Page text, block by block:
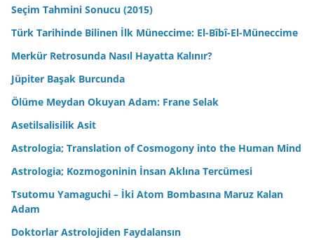
Seçim Tahmini Sonucu (2015)
Türk Tarihinde Bilinen İlk Müneccime: El-Bîbî-El-Müneccime
Merkür Retrosunda Nasıl Hayatta Kalınır?
Jüpiter Başak Burcunda
Ölüme Meydan Okuyan Adam: Frane Selak
Asetilsalisilik Asit
Astrologia; Translation of Cosmogony into the Human Mind
Astrologia; Kozmogoninin İnsan Aklına Tercümesi
Tsutomu Yamaguchi – İki Atom Bombasına Maruz Kalan
Adam
Doktorlar Astrolojiden Faydalansın